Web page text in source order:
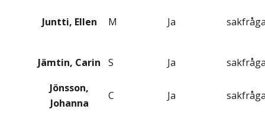
Juntti, Ellen M Ja
Jämtin, Carin S Ja
Jönsson,
Johanna
C Ja